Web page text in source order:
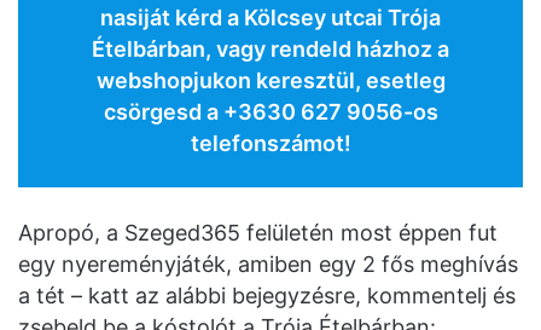
nasiját kérd a Kölcsey utcai Trója
Ételbárban, vagy rendeld házhoz a
webshopjukon keresztül, esetleg
csörgesd a +3630 627 9056-os
telefonszámot!
Apropó, a Szeged365 felületén most éppen fut
egy nyereményjáték, amiben egy 2 fős meghívás
a tét – katt az alábbi bejegyzésre, kommentelj és